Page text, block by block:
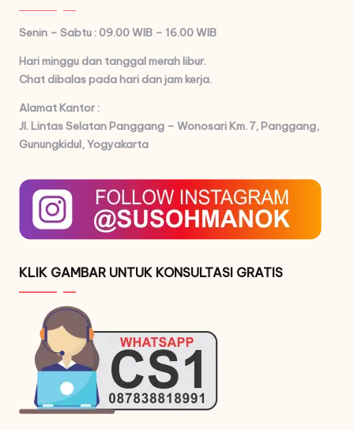
Senin – Sabtu : 09.00 WIB – 16.00 WIB
Hari minggu dan tanggal merah libur.
Chat dibalas pada hari dan jam kerja.
Alamat Kantor :
Jl. Lintas Selatan Panggang – Wonosari Km. 7,Panggang,
Gunungkidul, Yogyakarta
KLIK GAMBAR UNTUK KONSULTASI GRATIS